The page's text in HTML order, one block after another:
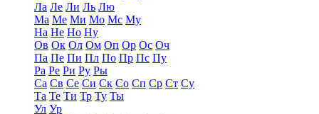
Ла Ле Ли Ль Лю
Ма Ме Ми Мо Мс Му
На Не Но Ну
Ов Ок Ол Ом Оп Ор Ос Оч
Па Пе Пи Пл По Пр Пс Пу
Ра Ре Ри Ру Ры
Са Св Се Си Ск Со Сп Ср Ст Су
Та Те Ти Тр Ту Ты
Ул Ур